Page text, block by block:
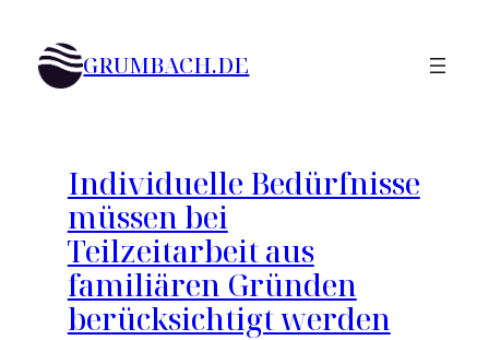
Inhalt
springen GRUMBACH.DE
Individuelle Bedürfnisse
müssen bei
Teilzeitarbeit aus
familiären Gründen
berücksichtigt werden